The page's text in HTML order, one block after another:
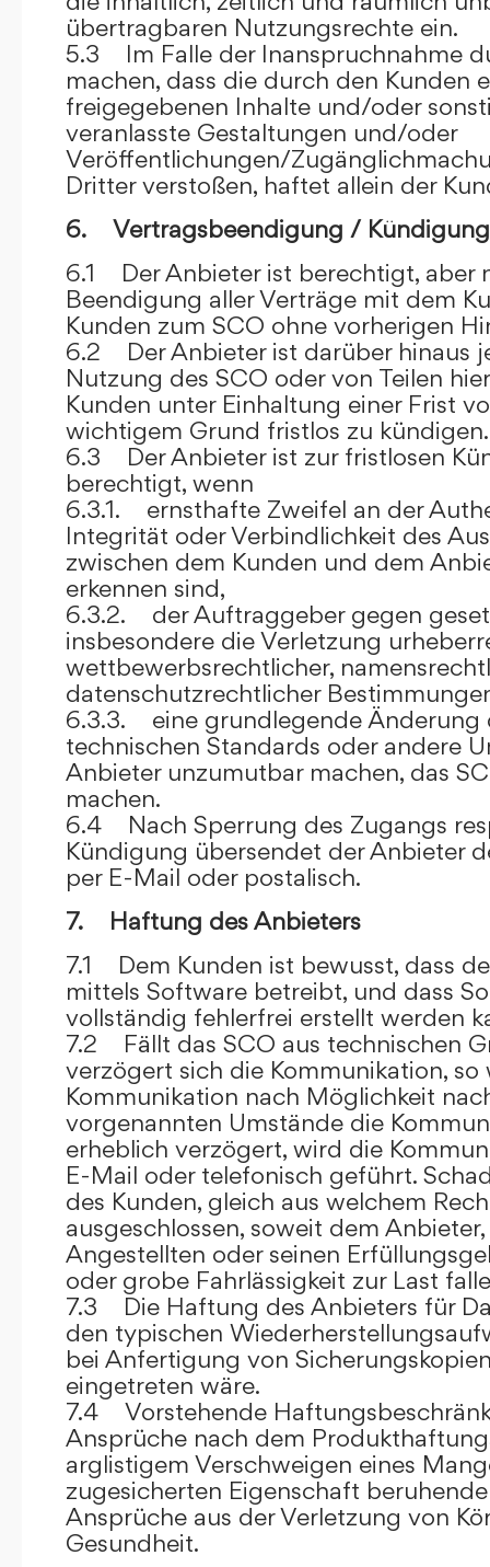
übertragbaren Nutzungsrechte ein.
5.3 Im Falle der Inanspruchnahme
machen, dass die durch den Kunden
freigegebenen Inhalte und/oder
veranlasste Gestaltungen und/oder
Veröffentlichungen/
Dritter verstoßen, haftet allein der
6. Vertragsbeendigung / Kündigung
6.1 Der Anbieter ist berechtigt, aber
Beendigung aller Verträge mit dem
Kunden zum SCO ohne vorherigen
6.2 Der Anbieter ist darüber hinaus
Nutzung des SCO oder von Teilen
Kunden unter Einhaltung einer Frist
wichtigem Grund fristlos zu kündigen.
6.3 Der Anbieter ist zur fristlosen
berechtigt, wenn
6.3.1. ernsthafte Zweifel an der
Integrität oder Verbindlichkeit des
zwischen dem Kunden und dem
erkennen sind,
6.3.2. der Auftraggeber gegen
insbesondere die Verletzung
wettbewerbsrechtlicher,
datenschutzrechtlicher
6.3.3. eine grundlegende Änderung
technischen Standards oder andere
Anbieter unzumutbar machen, das
machen.
6.4 Nach Sperrung des Zugangs
Kündigung übersendet der Anbieter
per E-Mail oder postalisch.
7. Haftung des Anbieters
7.1 Dem Kunden ist bewusst, dass
mittels Software betreibt, und dass
vollständig fehlerfrei erstellt werden
7.2 Fällt das SCO aus technischen
verzögert sich die Kommunikation, so
Kommunikation nach Möglichkeit
vorgenannten Umstände die
erheblich verzögert, wird die
E-Mail oder telefonisch geführt.
des Kunden, gleich aus welchem
ausgeschlossen, soweit dem
Angestellten oder seinen
oder grobe Fahrlässigkeit zur Last
7.3 Die Haftung des Anbieters für
den typischen
bei Anfertigung von
eingetreten wäre.
7.4 Vorstehende
Ansprüche nach dem
arglistigem Verschweigen eines
zugesicherten Eigenschaft
Ansprüche aus der Verletzung von
Gesundheit.